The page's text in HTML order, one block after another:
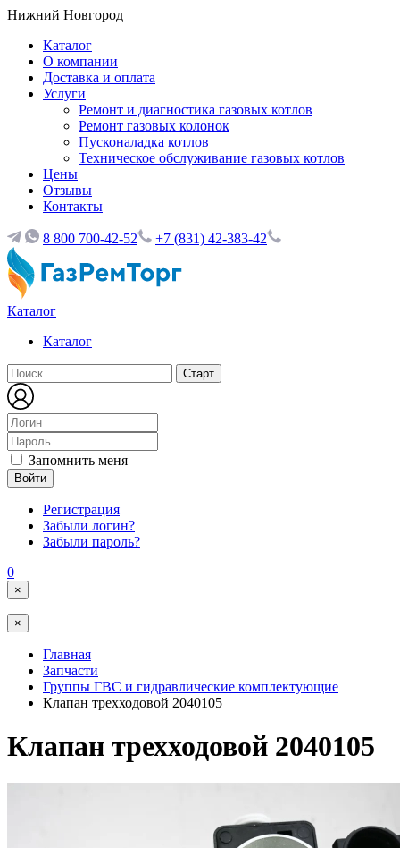
Нижний Новгород
Каталог
О компании
Доставка и оплата
Услуги
Ремонт и диагностика газовых котлов
Ремонт газовых колонок
Пусконаладка котлов
Техническое обслуживание газовых котлов
Цены
Отзывы
Контакты
8 800 700-42-52 +7 (831) 42-383-42
Каталог
Каталог
Запомнить меня
Войти
Регистрация
Забыли логин?
Забыли пароль?
0
×
×
Главная
Запчасти
Группы ГВС и гидравлические комплектующие
Клапан трехходовой 2040105
Клапан трехходовой 2040105